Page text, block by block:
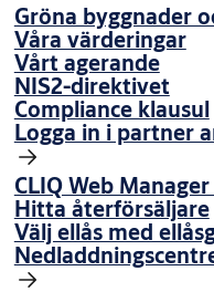
Gröna byggnader
Våra värderingar
Vårt agerande
NIS2-direktivet
Compliance klausul
Logga in i partner
CLIQ Web
Hitta återförsäljare
Välj ellås med